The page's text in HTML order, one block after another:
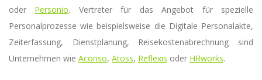
oder Personio. Vertreter für das Angebot für spezielle
Personalprozesse wie beispielsweise die Digitale Personalakte,
Zeiterfassung, Dienstplanung, Reisekostenabrechnung sind
Unternehmen wie Aconso, Atoss, Reflexis oder HRworks.